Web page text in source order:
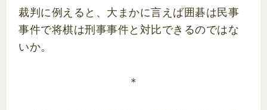
裁判に例えると、大まかに言えば囲碁は民事
事件で将棋は刑事事件と対比できるのではな
いか。
＊